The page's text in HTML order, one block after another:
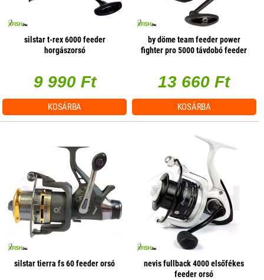
silstar t-rex 6000 feeder
horgászorsó
9 990 Ft
KOSÁRBA
by döme team feeder power
fighter pro 5000 távdobó feeder
13 660 Ft
KOSÁRBA
silstar tierra fs 60 feeder orsó
nevis fullback 4000 elsőfékes
feeder orsó